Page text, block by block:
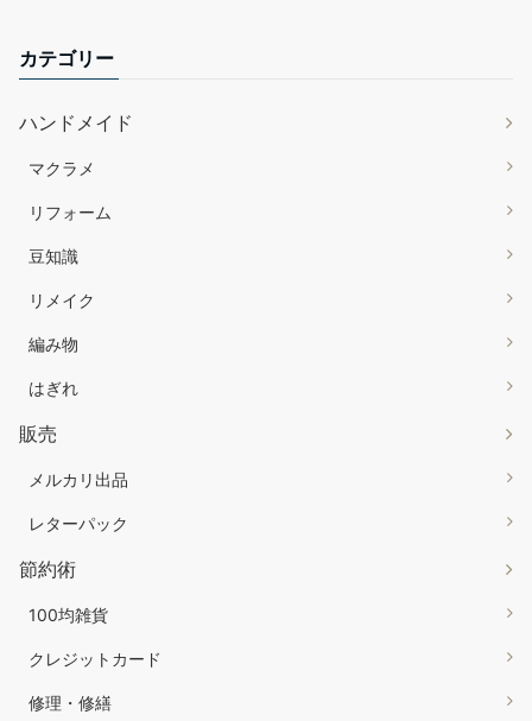
カテゴリー
ハンドメイド
マクラメ
リフォーム
豆知識
リメイク
編み物
はぎれ
販売
メルカリ出品
レターパック
節約術
100均雑貨
クレジットカード
修理・修繕